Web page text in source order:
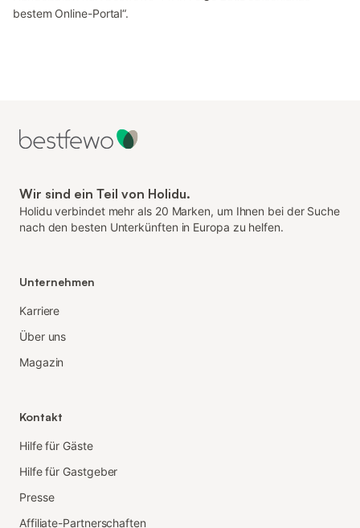
bestem Online-Portal“.
Wir sind ein Teil von Holidu.
Holidu verbindet mehr als 20 Marken, um Ihnen bei der Suche
nach den besten Unterkünften in Europa zu helfen.
Unternehmen
Karriere
Über uns
Magazin
Kontakt
Hilfe für Gäste
Hilfe für Gastgeber
Presse
Affiliate-Partnerschaften